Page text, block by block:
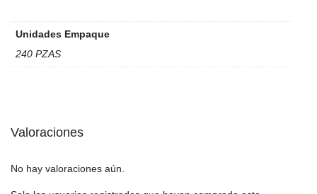
Unidades Empaque
240 PZAS
Valoraciones
No hay valoraciones aún.